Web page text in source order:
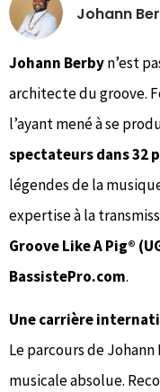
Johann
Johann Berbyn’est
architecte du groove.
l’ayant mené à se
spectateurs dans 32
légendes de la
expertise à la
Groove Like A Pig®
BassistePro.com.
Une carrière
Le parcours de
musicale absolue.